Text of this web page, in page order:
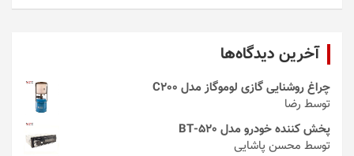
آخرین دیدگاه‌ها
چراغ روشنایی گازی لوموگاز مدل C200
توسط رضا
پخش کننده خودرو مدل 520-BT
توسط محسن پاشایی